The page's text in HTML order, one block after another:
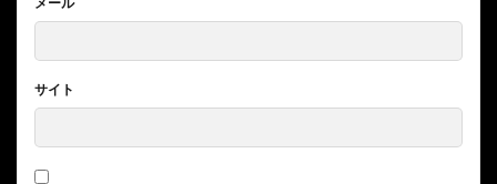
メール
サイト